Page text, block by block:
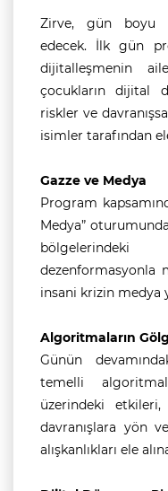
Zirve, gün boyu
edecek. İlk gün
dijitalleşmenin
çocukların dijital
riskler ve
isimler tarafından
Gazze ve Medya
Program
Medya”
bölgelerindeki
dezenformasyonla
insani krizin medya
Algoritmaların
Günün
temelli
üzerindeki
davranışlara yön
alışkanlıkları ele